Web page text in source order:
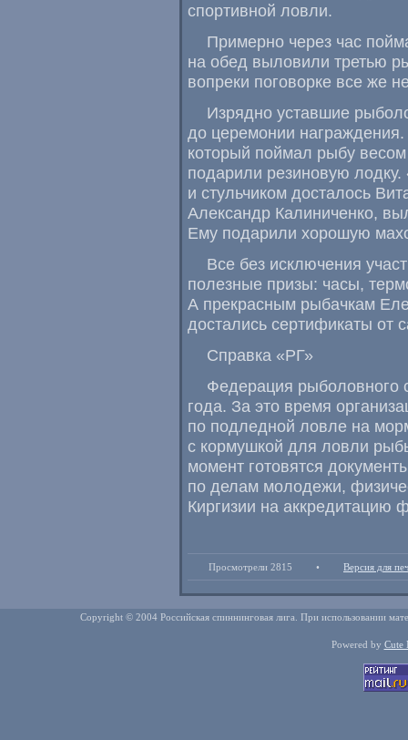
спортивной ловли.
Примерно через час
на обед выловили третью
вопреки поговорке все же
Изрядно уставшие
до церемонии
который поймал рыбу
подарили резиновую
и стульчиком досталось
Александр Калиниченко,
Ему подарили хорошую
Все без исключения
полезные призы: часы,
А прекрасным рыбачкам
достались сертификаты от
Справка «РГ»
Федерация рыболовного
года. За это время
по подледной ловле на
с кормушкой для ловли
момент готовятся
по делам молодежи,
Киргизии на аккредитацию
Просмотрели 2815 • Версия для
Copyright © 2004 Российская спиннинговая лига. При использовании
Powered by Cute